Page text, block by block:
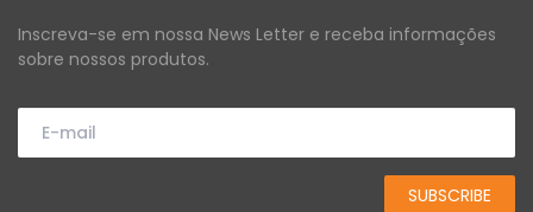
Inscreva-se em nossa News Letter e receba informações
sobre nossos produtos.